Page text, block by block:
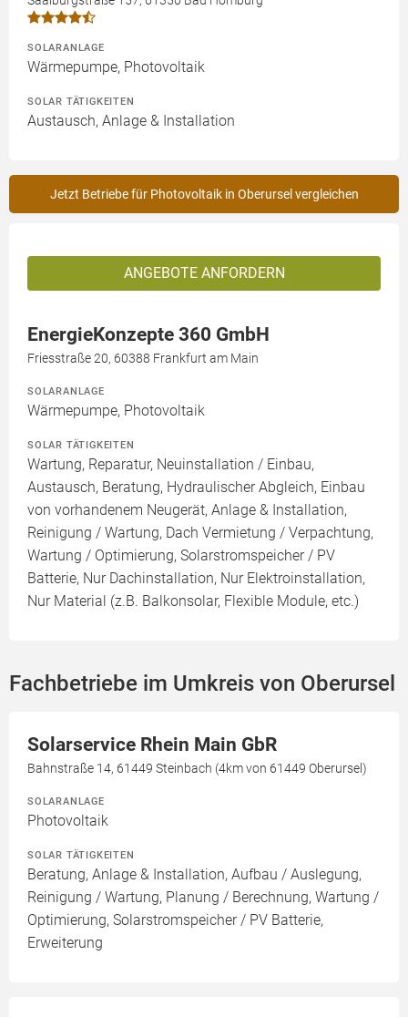
SOLARANLAGE
Wärmepumpe, Photovoltaik
SOLAR TÄTIGKEITEN
Austausch, Anlage & Installation
Jetzt Betriebe für Photovoltaik in Oberursel vergleichen
ANGEBOTE ANFORDERN
EnergieKonzepte 360 GmbH
Friesstraße 20, 60388 Frankfurt am Main
SOLARANLAGE
Wärmepumpe, Photovoltaik
SOLAR TÄTIGKEITEN
Wartung, Reparatur, Neuinstallation / Einbau,
Austausch, Beratung, Hydraulischer Abgleich, Einbau
von vorhandenem Neugerät, Anlage & Installation,
Reinigung / Wartung, Dach Vermietung / Verpachtung,
Wartung / Optimierung, Solarstromspeicher / PV
Batterie, Nur Dachinstallation, Nur Elektroinstallation,
Nur Material (z.B. Balkonsolar, Flexible Module, etc.)
Fachbetriebe im Umkreis von Oberursel
Solarservice Rhein Main GbR
Bahnstraße 14, 61449 Steinbach (4km von 61449 Oberursel)
SOLARANLAGE
Photovoltaik
SOLAR TÄTIGKEITEN
Beratung, Anlage & Installation, Aufbau / Auslegung,
Reinigung / Wartung, Planung / Berechnung, Wartung /
Optimierung, Solarstromspeicher / PV Batterie,
Erweiterung